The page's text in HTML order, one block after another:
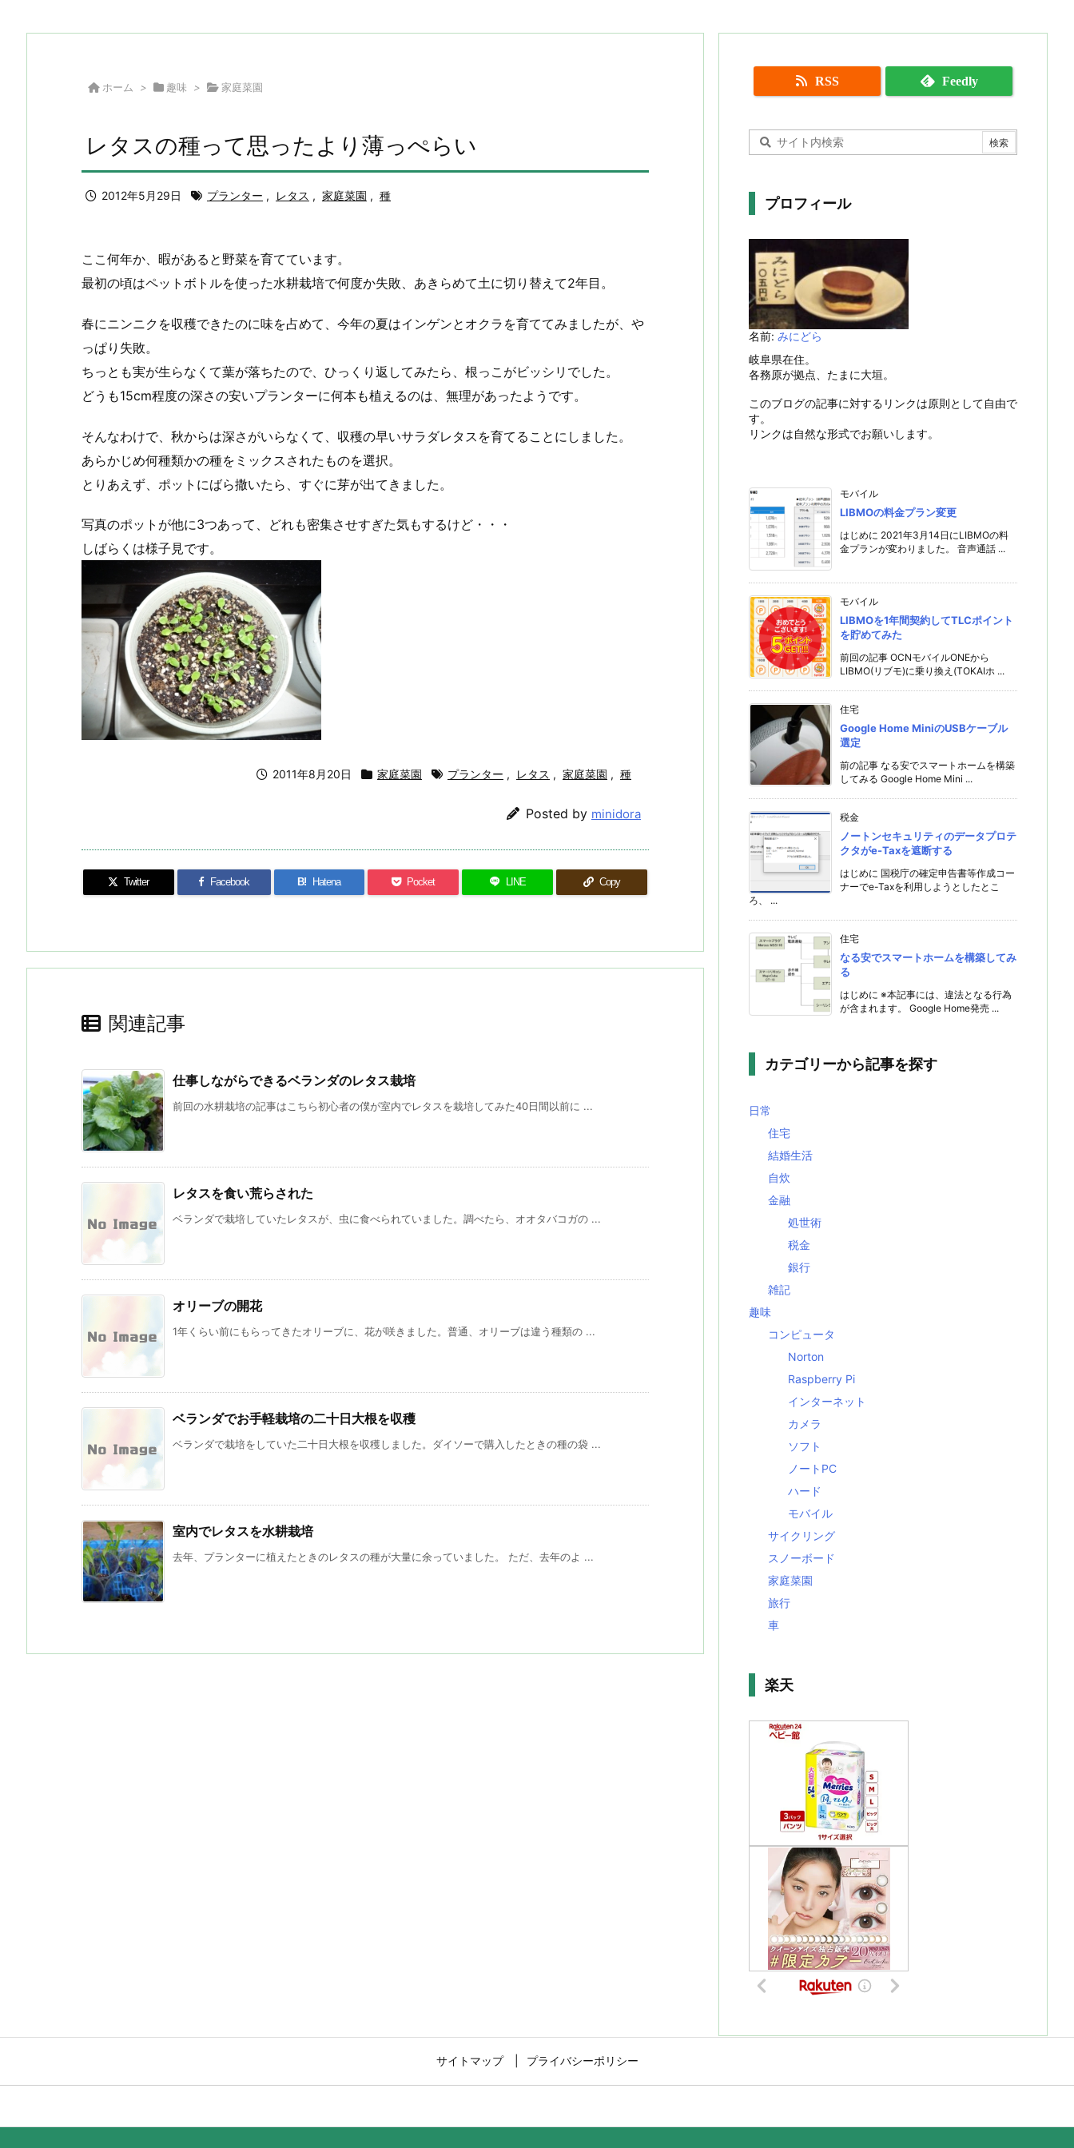
ホーム > 趣味 > 家庭菜園
レタスの種って思ったより薄っぺらい
2012年5月29日 プランター , レタス , 家庭菜園 , 種
ここ何年か、暇があると野菜を育てています。
最初の頃はペットボトルを使った水耕栽培で何度か失敗、あきらめて土に切り替えて2年目。
春にニンニクを収穫できたのに味を占めて、今年の夏はインゲンとオクラを育ててみましたが、や
っぱり失敗。
ちっとも実が生らなくて葉が落ちたので、ひっくり返してみたら、根っこがビッシリでした。
どうも15cm程度の深さの安いプランターに何本も植えるのは、無理があったようです。
そんなわけで、秋からは深さがいらなくて、収穫の早いサラダレタスを育てることにしました。
あらかじめ何種類かの種をミックスされたものを選択。
とりあえず、ポットにばら撒いたら、すぐに芽が出てきました。
写真のポットが他に3つあって、どれも密集させすぎた気もするけど・・・
しばらくは様子見です。
2011年8月20日 家庭菜園 プランター , レタス , 家庭菜園 , 種
Posted by minidora
Twitter Facebook B! Hatena Pocket LINE Copy
関連記事
仕事しながらできるベランダのレタス栽培
前回の水耕栽培の記事はこちら初心者の僕が室内でレタスを栽培してみた40日間以前に ...
レタスを食い荒らされた
ベランダで栽培していたレタスが、虫に食べられていました。調べたら、オオタバコガの ...
オリーブの開花
1年くらい前にもらってきたオリーブに、花が咲きました。普通、オリーブは違う種類の ...
ベランダでお手軽栽培の二十日大根を収穫
ベランダで栽培をしていた二十日大根を収穫しました。ダイソーで購入したときの種の袋 ...
室内でレタスを水耕栽培
去年、プランターに植えたときのレタスの種が大量に余っていました。 ただ、去年のよ ...
RSS Feedly
プロフィール
名前: みにどら
岐阜県在住。
各務原が拠点、たまに大垣。
このブログの記事に対するリンクは原則として自由で
す。
リンクは自然な形式でお願いします。
モバイル
LIBMOの料金プラン変更
はじめに 2021年3月14日にLIBMOの料
金プランが変わりました。 音声通話 ...
モバイル
LIBMOを1年間契約してTLCポイント
を貯めてみた
前回の記事 OCNモバイルONEから
LIBMO(リブモ)に乗り換え(TOKAIホ ...
住宅
Google Home MiniのUSBケーブル
選定
前の記事 なる安でスマートホームを構築
してみる Google Home Mini ...
税金
ノートンセキュリティのデータプロテ
クタがe-Taxを遮断する
はじめに 国税庁の確定申告書等作成コー
ナーでe-Taxを利用しようとしたとこ
ろ、 ...
住宅
なる安でスマートホームを構築してみ
る
はじめに ※本記事には、違法となる行為
が含まれます。 Google Home発売 ...
カテゴリーから記事を探す
日常
住宅
結婚生活
自炊
金融
処世術
税金
銀行
雑記
趣味
コンピュータ
Norton
Raspberry Pi
インターネット
カメラ
ソフト
ノートPC
ハード
モバイル
サイクリング
スノーボード
家庭菜園
旅行
車
楽天
サイトマップ プライバシーポリシー